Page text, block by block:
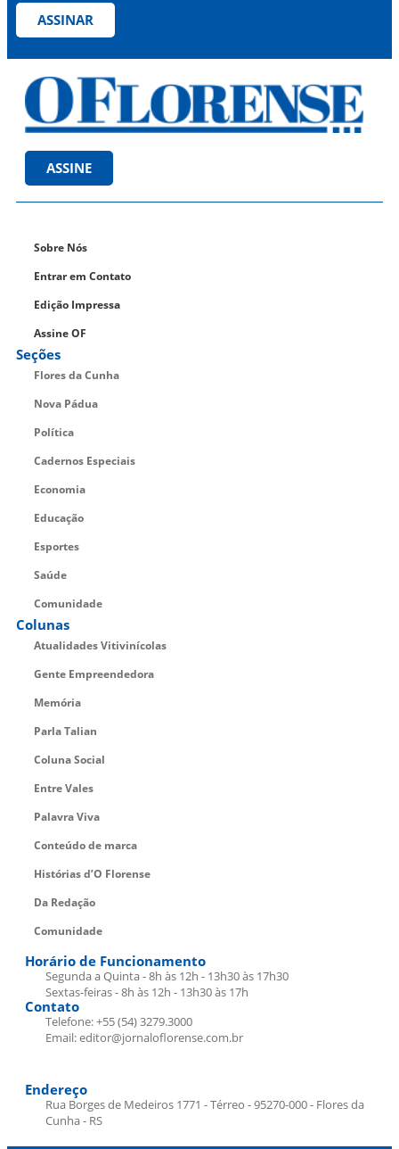
ASSINAR
ASSINE
Sobre Nós
Entrar em Contato
Edição Impressa
Assine OF
Seções
Flores da Cunha
Nova Pádua
Política
Cadernos Especiais
Economia
Educação
Esportes
Saúde
Comunidade
Colunas
Atualidades Vitivinícolas
Gente Empreendedora
Memória
Parla Talian
Coluna Social
Entre Vales
Palavra Viva
Conteúdo de marca
Histórias d’O Florense
Da Redação
Comunidade
Horário de Funcionamento
Segunda a Quinta - 8h às 12h - 13h30 às 17h30
Sextas-feiras - 8h às 12h - 13h30 às 17h
Contato
Telefone: +55 (54) 3279.3000
Email: editor@jornaloflorense.com.br
Endereço
Rua Borges de Medeiros 1771 - Térreo - 95270-000 - Flores da
Cunha - RS